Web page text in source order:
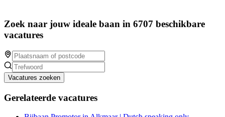
Zoek naar jouw ideale baan in 6707 beschikbare
vacatures
Vacatures zoeken
Gerelateerde vacatures